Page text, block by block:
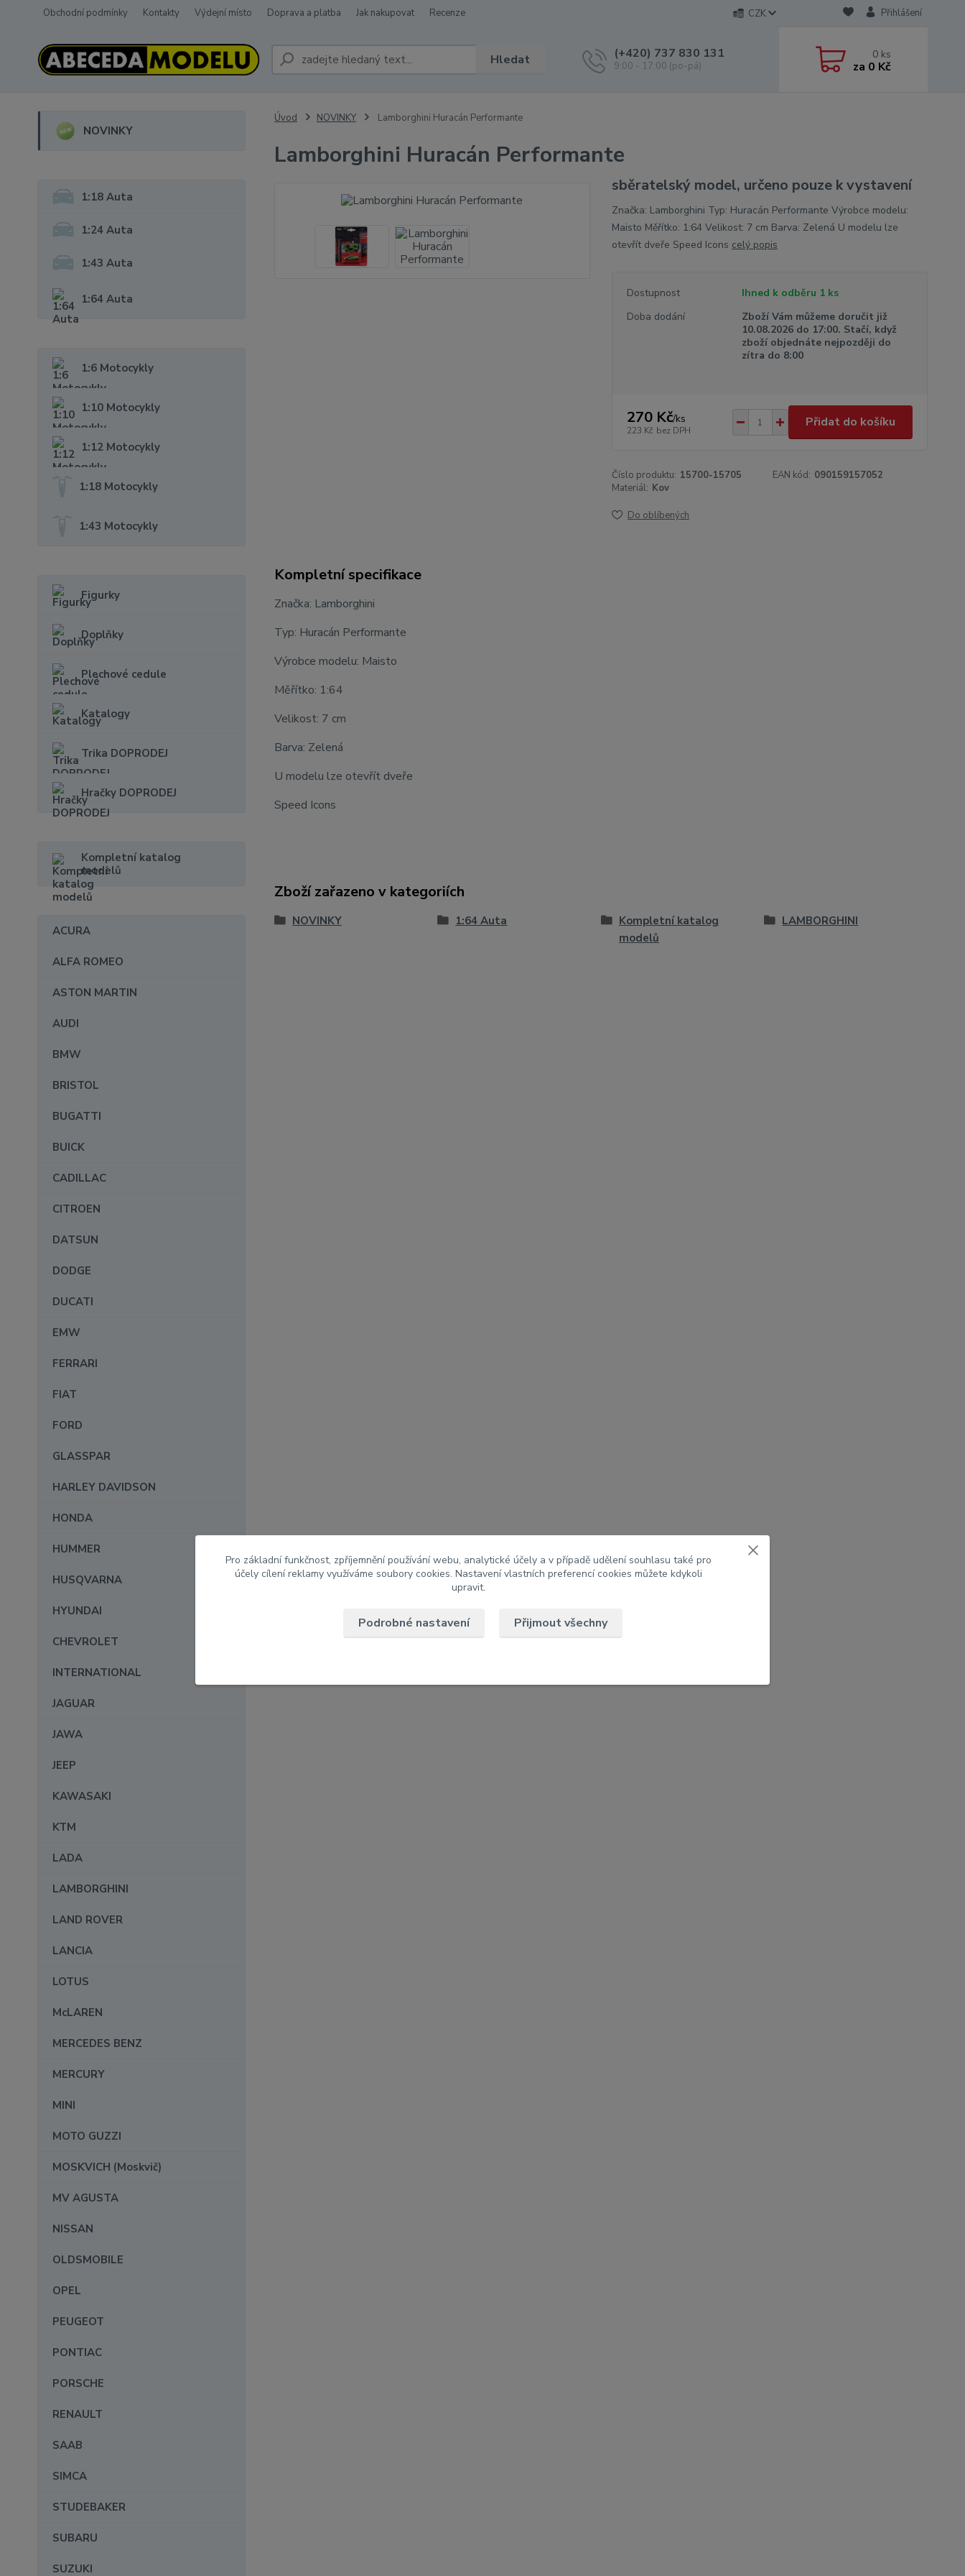
Obchodní podmínky Kontakty Výdejní místo Doprava a platba Jak nakupovat Recenze CZK Přihlášení
Hledat (+420) 737 830 131
9:00 - 17:00 (po-pá)
0 ks
za 0 Kč
NOVINKY
1:18 Auta
1:24 Auta
1:43 Auta
1:64 Auta
1:6 Motocykly
1:10 Motocykly
1:12 Motocykly
1:18 Motocykly
1:43 Motocykly
Figurky
Doplňky
Plechové cedule
Katalogy
Trika DOPRODEJ
Hračky DOPRODEJ
Kompletní katalog
modelů
ACURA
ALFA ROMEO
ASTON MARTIN
AUDI
BMW
BRISTOL
BUGATTI
BUICK
CADILLAC
CITROEN
DATSUN
DODGE
DUCATI
EMW
FERRARI
FIAT
FORD
GLASSPAR
HARLEY DAVIDSON
HONDA
HUMMER
HUSQVARNA
HYUNDAI
CHEVROLET
INTERNATIONAL
JAGUAR
JAWA
JEEP
KAWASAKI
KTM
LADA
LAMBORGHINI
LAND ROVER
LANCIA
LOTUS
McLAREN
MERCEDES BENZ
MERCURY
MINI
MOTO GUZZI
MOSKVICH (Moskvič)
MV AGUSTA
NISSAN
OLDSMOBILE
OPEL
PEUGEOT
PONTIAC
PORSCHE
RENAULT
SAAB
SIMCA
STUDEBAKER
SUBARU
SUZUKI
Úvod NOVINKY Lamborghini Huracán Performante
Lamborghini Huracán Performante
sběratelský model, určeno pouze k vystavení
Značka: Lamborghini Typ: Huracán Performante Výrobce modelu:
Maisto Měřítko: 1:64 Velikost: 7 cm Barva: Zelená U modelu lze
otevřít dveře Speed Icons celý popis
Dostupnost
Ihned k odběru 1 ks
Doba dodání
Zboží Vám můžeme doručit již
10.08.2026 do 17:00. Stačí, když
zboží objednáte nejpozději do
zítra do 8:00
270 Kč/ks
223 Kč bez DPH
Přidat do košíku
Číslo produktu: 15700-15705 EAN kód: 090159157052
Materiál: Kov
Do oblíbených
Kompletní specifikace
Značka: Lamborghini
Typ: Huracán Performante
Výrobce modelu: Maisto
Měřítko: 1:64
Velikost: 7 cm
Barva: Zelená
U modelu lze otevřít dveře
Speed Icons
Zboží zařazeno v kategoriích
NOVINKY 1:64 Auta
Kompletní katalog
modelů
LAMBORGHINI
Pro základní funkčnost, zpříjemnění používání webu, analytické účely a v případě udělení souhlasu také pro
účely cílení reklamy využíváme soubory cookies. Nastavení vlastních preferencí cookies můžete kdykoli
upravit.
Podrobné nastavení Přijmout všechny